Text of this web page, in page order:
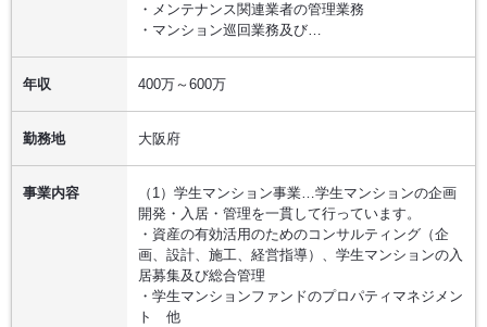
・メンテナンス関連業者の管理業務
・マンション巡回業務及び…
年収 400万～600万
勤務地 大阪府
事業内容
（1）学生マンション事業…学生マンションの企画
開発・入居・管理を一貫して行っています。
・資産の有効活用のためのコンサルティング（企
画、設計、施工、経営指導）、学生マンションの入
居募集及び総合管理
・学生マンションファンドのプロパティマネジメン
ト 他